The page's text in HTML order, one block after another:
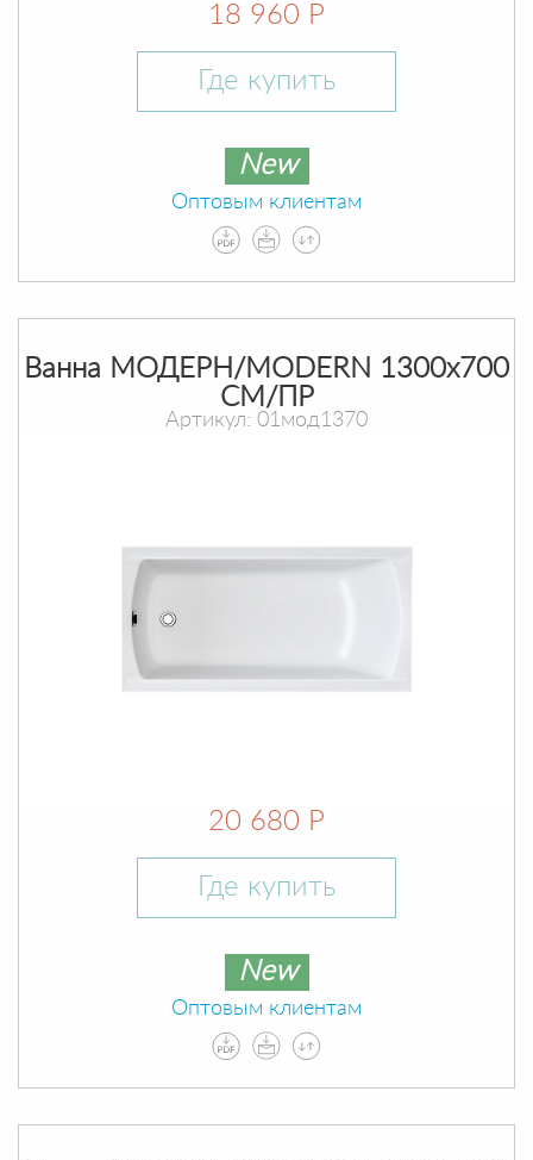
18 960 Р
Где купить
New
Оптовым клиентам
Ванна МОДЕРН/MODERN 1300х700
СМ/ПР
Артикул: 01мод1370
20 680 Р
Где купить
New
Оптовым клиентам